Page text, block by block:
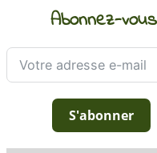
Abonnez-
S'abonner